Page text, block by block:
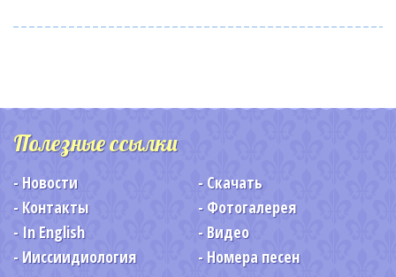
Полезные ссылки
Новости
Скачать
Контакты
Фотогалерея
In English
Видео
Ииссиидиология
Номера песен